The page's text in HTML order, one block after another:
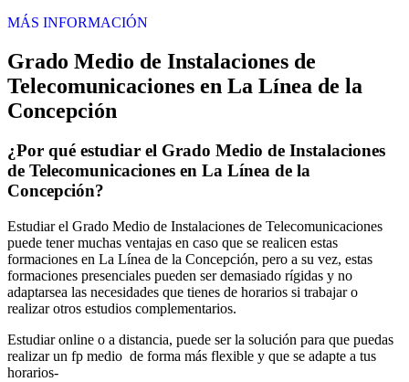
MÁS INFORMACIÓN
Grado Medio de Instalaciones de
Telecomunicaciones en La Línea de la
Concepción
¿Por qué estudiar el Grado Medio de Instalaciones
de Telecomunicaciones en La Línea de la
Concepción?
Estudiar el Grado Medio de Instalaciones de Telecomunicaciones
puede tener muchas ventajas en caso que se realicen estas
formaciones en La Línea de la Concepción, pero a su vez, estas
formaciones presenciales pueden ser demasiado rígidas y no
adaptarsea las necesidades que tienes de horarios si trabajar o
realizar otros estudios complementarios.
Estudiar online o a distancia, puede ser la solución para que puedas
realizar un fp medio de forma más flexible y que se adapte a tus
horarios-